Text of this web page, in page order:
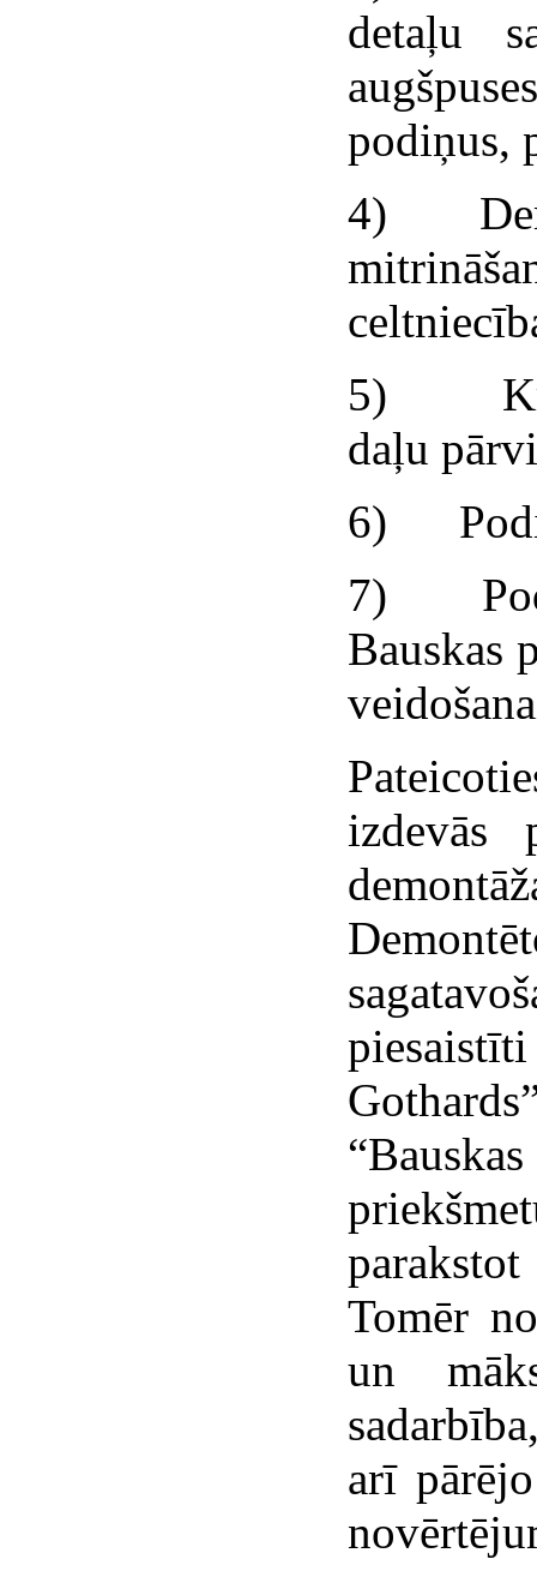
detaļu
podiņus,
4)
5)
daļu
6)
7)
Bauskas
izdevās
Tomēr
un
arī